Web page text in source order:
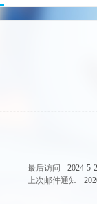
最后访问
2024-5-
上次邮件通知